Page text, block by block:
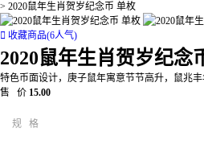
> 2020鼠年生肖贺岁纪念币 单枚
 收藏商品(6人气)
2020鼠年生肖贺岁纪念
特色币面设计，庚子鼠年寓意节节高升，鼠兆
售 价 15.00
规 格